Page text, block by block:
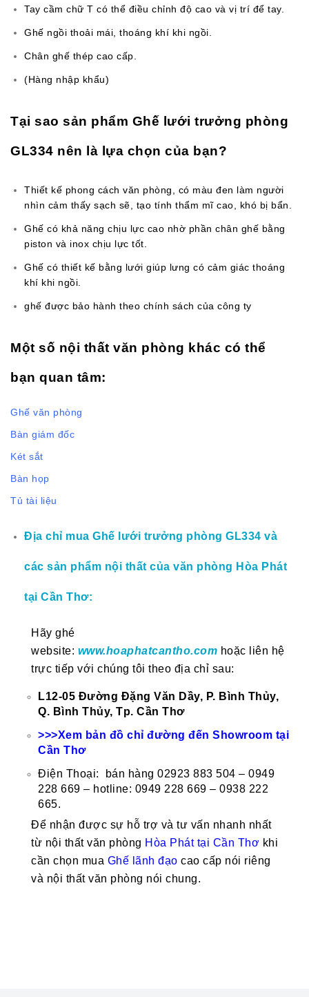
Tay cầm chữ T có thể điều chỉnh độ cao và vị trí để tay.
Ghế ngồi thoải mái, thoáng khí khi ngồi.
Chân ghế thép cao cấp.
(Hàng nhập khẩu)
Tại sao sản phẩm Ghế lưới trưởng phòng
GL334 nên là lựa chọn của bạn?
Thiết kế phong cách văn phòng, có màu đen làm người
nhìn cảm thấy sạch sẽ, tạo tính thẩm mĩ cao, khó bị bẩn.
Ghế có khả năng chịu lực cao nhờ phần chân ghế bằng
piston và inox chịu lực tốt.
Ghế có thiết kế bằng lưới giúp lưng có cảm giác thoáng
khí khi ngồi.
ghế được bảo hành theo chính sách của công ty
Một số nội thất văn phòng khác có thể
bạn quan tâm:
Ghế văn phòng
Bàn giám đốc
Két sắt
Bàn họp
Tủ tài liệu
Địa chỉ mua Ghế lưới trưởng phòng GL334 và
các sản phẩm nội thất của văn phòng Hòa Phát
tại Cần Thơ:
Hãy ghé
website: www.hoaphatcantho.com hoặc liên hệ
trực tiếp với chúng tôi theo địa chỉ sau:
L12-05 Đường Đặng Văn Dầy, P. Bình Thủy,
Q. Bình Thủy, Tp. Cần Thơ
>>>Xem bản đồ chỉ đường đến Showroom tại
Cần Thơ
Điện Thoại: bán hàng 02923 883 504 – 0949
228 669 – hotline: 0949 228 669 – 0938 222
665.
Để nhận được sự hỗ trợ và tư vấn nhanh nhất
từ nội thất văn phòng Hòa Phát tại Cần Thơ khi
cần chọn mua Ghế lãnh đạo cao cấp nói riêng
và nội thất văn phòng nói chung.